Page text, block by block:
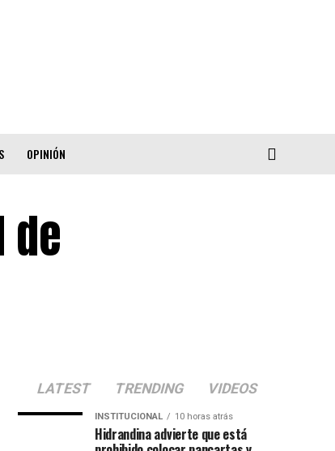
OPINIÓN
de
LATEST TRENDING VIDEOS
INSTITUCIONAL 10 horas atrás
Hidrandina advierte que está